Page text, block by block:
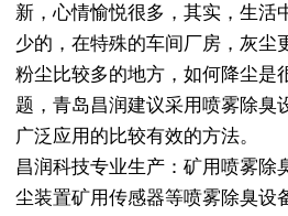
新，心情愉悦很多，其实，生活
少的，在特殊的车间厂房，灰尘
粉尘比较多的地方，如何降尘是
题，青岛昌润建议采用喷雾除臭
广泛应用的比较有效的方法。
昌润科技专业生产：矿用喷雾除
尘装置矿用传感器等喷雾除臭设